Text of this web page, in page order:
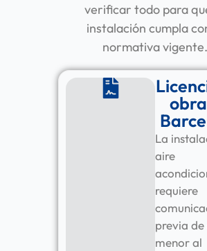
verificar todo para
instalación cumpla
normativa vigente.
La
aire
requiere
previa
menor al